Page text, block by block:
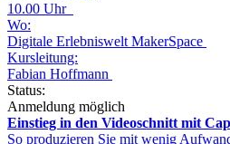
10.00 Uhr
Wo:
Digitale Erlebniswelt MakerSpace
Kursleitung:
Fabian Hoffmann
Status:
Anmeldung möglich
Einstieg in den Videoschnitt mit
So produzieren Sie mit wenig